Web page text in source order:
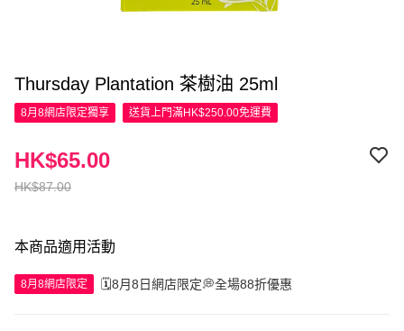
Thursday Plantation 茶樹油 25ml
8月8網店限定獨享 送貨上門滿HK$250.00免運費
HK$87.00
HK$65.00
本商品適用活動
8月8網店限定 🗓️8月8日網店限定💭全場88折優惠